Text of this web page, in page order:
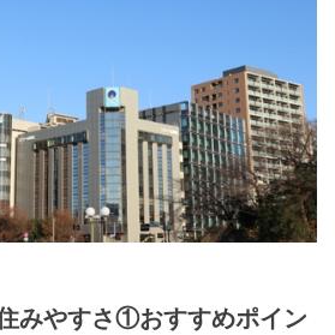
みやすさ①おすすめポイン